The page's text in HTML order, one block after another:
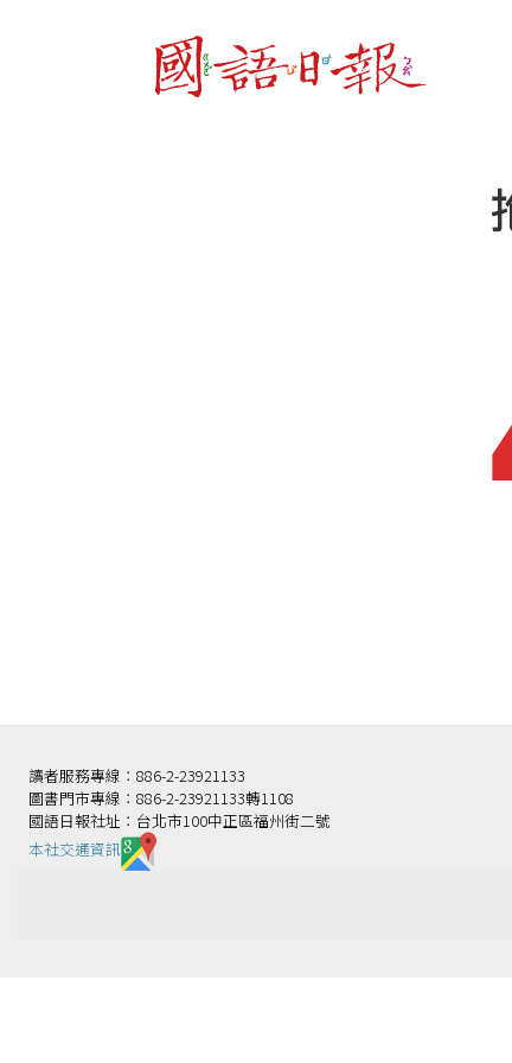
讀者服務專線：886-2-23921133
圖書門市專線：886-2-23921133轉1108
國語日報社址：台北市100中正區福州街二號
本社交通資訊️